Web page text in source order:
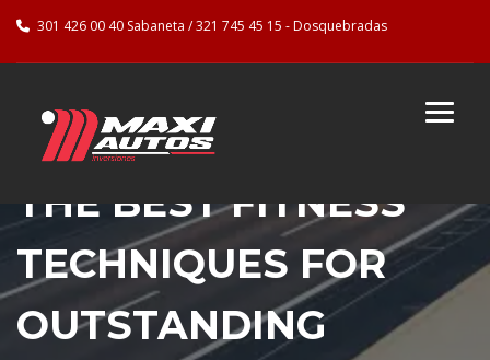
301 426 00 40 Sabaneta / 321 745 45 15 - Dosquebradas
THE BEST FITNESS
TECHNIQUES FOR
OUTSTANDING